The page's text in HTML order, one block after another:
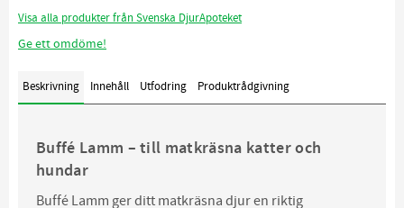
Visa alla produkter från Svenska DjurApoteket
Ge ett omdöme!
Beskrivning Innehåll Utfodring Produktrådgivning
Buffé Lamm – till matkräsna katter och
hundar
Buffé Lamm ger ditt matkräsna djur en riktig